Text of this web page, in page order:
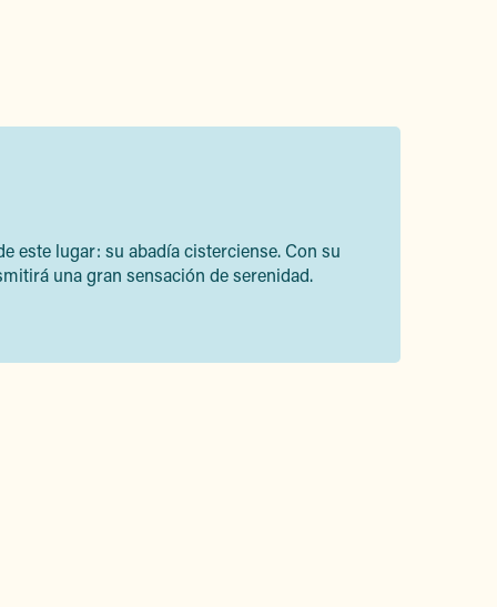
este lugar: su abadía cisterciense. Con su
una gran sensación de serenidad.